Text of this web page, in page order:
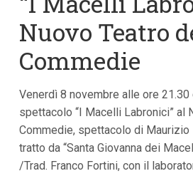
t
e
n
t
p
r
n
c
Nuovo Teatro
Commedie
Venerdì 8 novembre alle ore
spettacolo “I Macelli Labronici” al
Commedie, spettacolo di
tratto da “Santa Giovanna dei
/Trad. Franco Fortini, con il